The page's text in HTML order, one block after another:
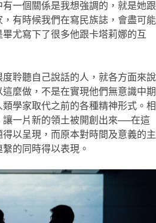
有一個關係是我想強調的，就是她跟
有時候我們在寫民族誌，會盡可能
尤寫下了很多他跟卡塔莉娜的互
聆聽自己說話的人，就各方面來說
麼做，不是在實現他們無意識中期
學家取代之前的各種精神形式。相
讓一片新的領土被開創出來──在這
以呈現，而原本對時間及意義的主
的同時得以表現。